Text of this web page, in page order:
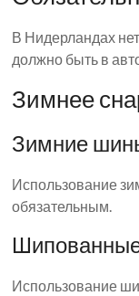
В Нидерландах
должно быть в
Зимнее
Зимние
Использование
обязательным.
Использование